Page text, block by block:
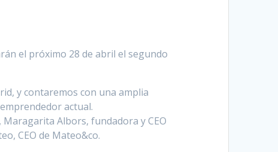
el próximo 28 de abril el segundo
y contaremos con una amplia
actual.
Albors, fundadora y CEO
CEO de Mateo&co.